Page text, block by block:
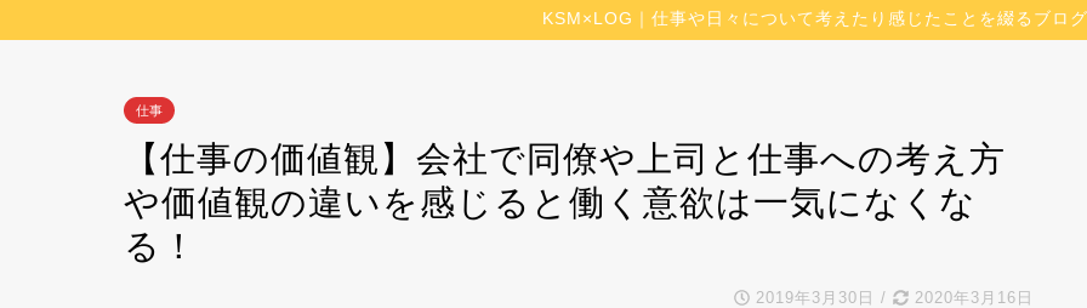
KSM×LOG｜仕事や日々について考えたり感じたことを綴るブログ
仕事
【仕事の価値観】会社で同僚や上司と仕事への考え方
や価値観の違いを感じると働く意欲は一気になくな
る！
2019年3月30日 / 2020年3月16日